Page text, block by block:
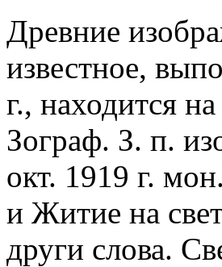
Древние
известное,
г., находится
Зограф. З. п.
окт. 1919 г.
и Житие на
други слова.